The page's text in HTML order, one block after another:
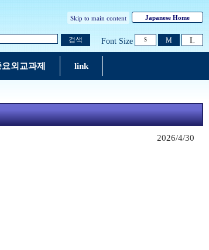
Skip to main content Japanese Home
검색 Font Size S M L
요외교과제 link
2026/4/30